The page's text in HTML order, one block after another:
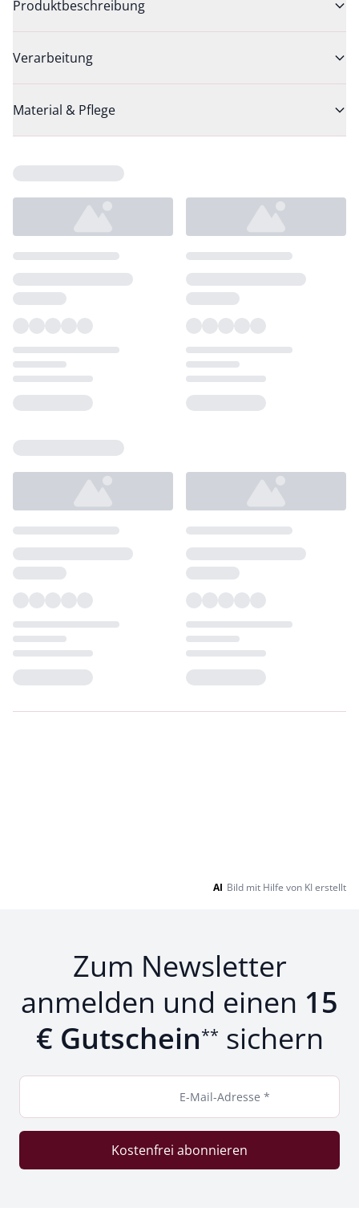
Produktbeschreibung
Verarbeitung
Material & Pflege
AI Bild mit Hilfe von KI erstellt
Zum Newsletter
anmelden und einen 15
€ Gutschein** sichern
E-Mail-Adresse *
Kostenfrei abonnieren